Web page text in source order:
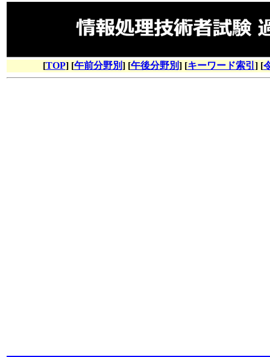
[TOP] [午前分野別] [午後分野別] [キーワード索引 ] [